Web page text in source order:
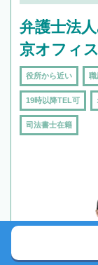
弁護士法
京オフィス
役所から近い 職
19時以降TEL可
司法書士在籍